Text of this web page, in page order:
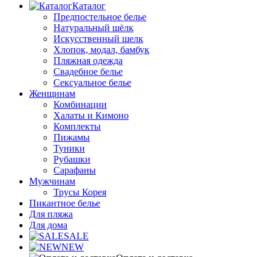
Каталог
Предпостельное белье
Натуральный шёлк
Искусственный шелк
Хлопок, модал, бамбук
Пляжная одежда
Свадебное белье
Сексуальное белье
Женщинам
Комбинации
Халаты и Кимоно
Комплекты
Пижамы
Туники
Рубашки
Сарафаны
Мужчинам
Трусы Корея
Пикантное белье
Для пляжа
Для дома
SALE
NEW